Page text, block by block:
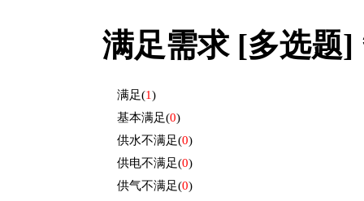
满足需求 [多选题]
满足(1)
基本满足(0)
供水不满足(0)
供电不满足(0)
供气不满足(0)